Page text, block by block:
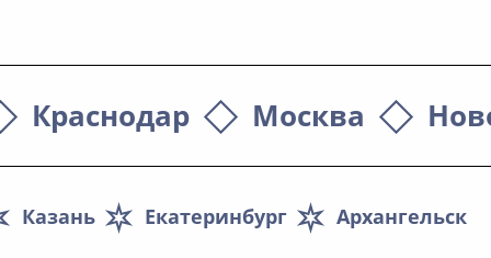
Краснодар Москва
Архангельск
Екатеринбург
Казань